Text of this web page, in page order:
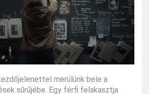
merülünk bele a
sűrűjébe. Egy férfi felakasztja